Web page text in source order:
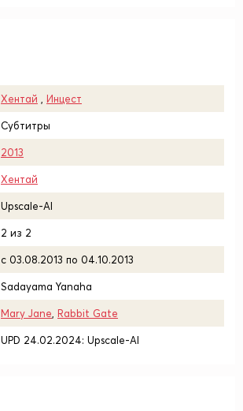
Хентай Инцест
Субтитры
2013
Хентай
Upscale-AI
2 из 2
с 03.08.2013 по 04.10.2013
Sadayama Yanaha
Mary Jane Rabbit Gate
UPD 24.02.2024: Upscale-AI